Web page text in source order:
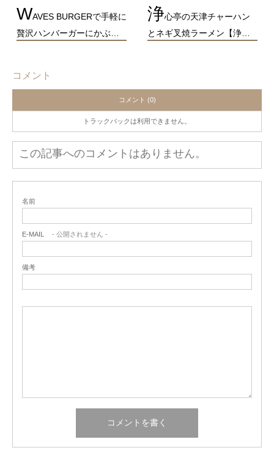
WAVES BURGERで手軽に
贅沢ハンバーガーにかぶ…
浄心亭の天津チャーハン
とネギ叉焼ラーメン【浄…
コメント
コメント (0)
トラックバックは利用できません。
この記事へのコメントはありません。
名前
E-MAIL - 公開されません -
備考